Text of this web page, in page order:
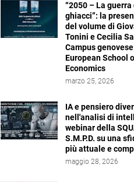
“2050 – La guerra
ghiacci”: la
del volume di
Tonini e Cecilia
Campus
European School
Economics
marzo 25, 2026
IA e pensiero
nell'analisi di
webinar della
S.M.P.D. su una
più attuale e
maggio 28, 2026